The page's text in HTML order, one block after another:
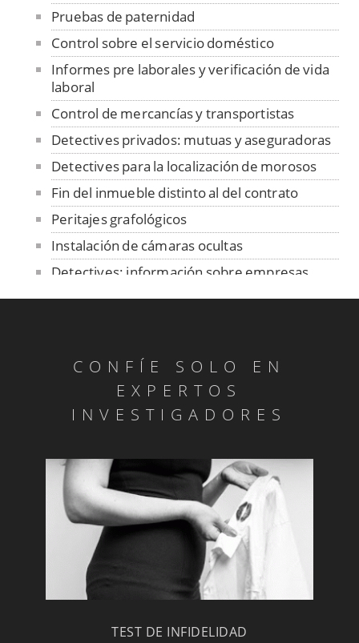
Pruebas de paternidad
Control sobre el servicio doméstico
Informes pre laborales y verificación de vida
laboral
Control de mercancías y transportistas
Detectives privados: mutuas y aseguradoras
Detectives para la localización de morosos
Fin del inmueble distinto al del contrato
Peritajes grafológicos
Instalación de cámaras ocultas
Detectives: información sobre empresas
Fiestas de Rivas - Vacas en la plaza
Informes de personalidad
Investigadores para descubrir competencia
deseal
Detectives: infidelidades
Detectives: custodia de hijos menores
Revisión de pensiones y otras medidas
Investigación de malos tratos
Prostitución en familiares
CONFÍE SOLO EN
EXPERTOS
INVESTIGADORES
TEST DE INFIDELIDAD